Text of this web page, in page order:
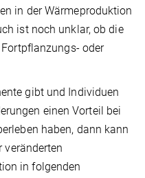
in der Wärmeproduktion
ist noch unklar, ob die
oder
gibt und Individuen
einen Vorteil bei
haben, dann kann
veränderten
in folgenden